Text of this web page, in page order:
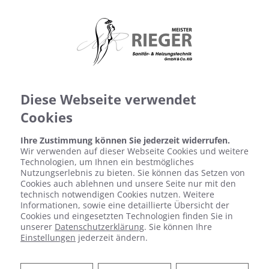
Kontaktformular
Vorname
Nachname
Diese Webseite verwendet
Cookies
Ihre Zustimmung können Sie jederzeit widerrufen.
Wir verwenden auf dieser Webseite Cookies und weitere
Technologien, um Ihnen ein bestmögliches
Nutzungserlebnis zu bieten. Sie können das Setzen von
Cookies auch ablehnen und unsere Seite nur mit den
technisch notwendigen Cookies nutzen. Weitere
Informationen, sowie eine detaillierte Übersicht der
Cookies und eingesetzten Technologien finden Sie in
unserer Datenschutzerklärung. Sie können Ihre
Einstellungen jederzeit ändern.